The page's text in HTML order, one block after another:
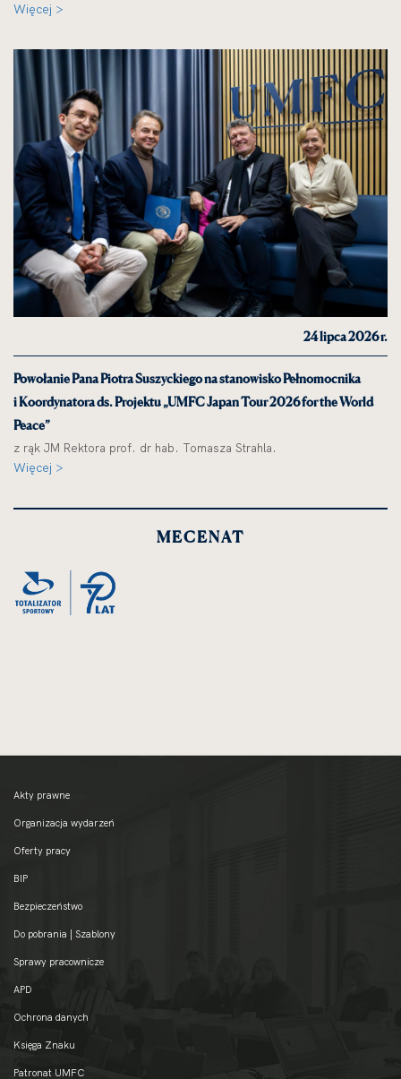
Więcej >
24 lipca 2026 r.
Powołanie Pana Piotra Suszyckiego na stanowisko Pełnomocnika
i Koordynatora ds. Projektu „UMFC Japan Tour 2026 for the World
Peace”
z rąk JM Rektora prof. dr hab. Tomasza Strahla.
Więcej >
MECENAT
Akty prawne
Organizacja wydarzeń
Oferty pracy
BIP
Bezpieczeństwo
Do pobrania | Szablony
Sprawy pracownicze
APD
Ochrona danych
Księga Znaku
Patronat UMFC